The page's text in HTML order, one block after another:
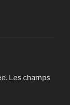
Les champs